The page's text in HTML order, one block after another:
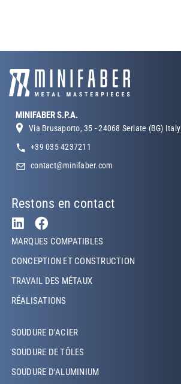
MINIFABER S.P.A.
Via Brusaporto, 35 - 24068 Seriate (BG) Italy
+39 035 4237211
contact@minifaber.com
Restons en contact
Footer Left
MARQUES COMPATIBLES
CONCEPTION ET CONSTRUCTION
TRAVAIL DES MÉTAUX
RÉALISATIONS
Footer Left Middle
SOUDURE D'ACIER
SOUDURE DE TÔLES
SOUDURE D'ALUMINIUM